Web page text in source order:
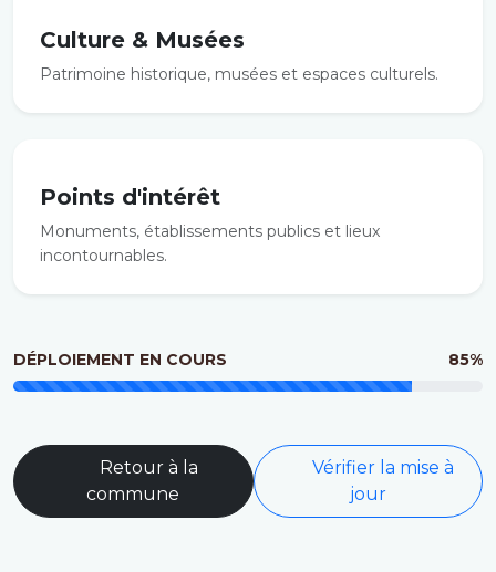
Culture & Musées
Patrimoine historique, musées et espaces culturels.
Points d'intérêt
Monuments, établissements publics et lieux
incontournables.
DÉPLOIEMENT EN COURS 85%
Retour à la
commune
Vérifier la mise à
jour